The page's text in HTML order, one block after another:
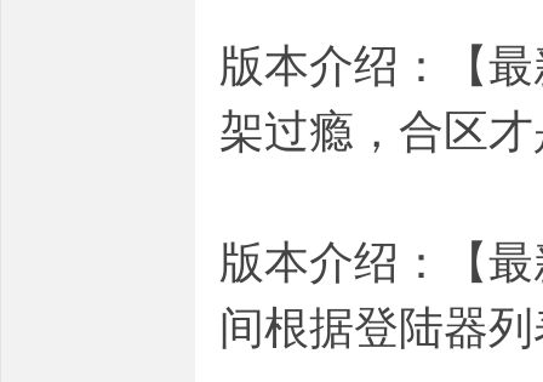
版本介绍：【
架过瘾，合区
版本介绍：【
间根据登陆器